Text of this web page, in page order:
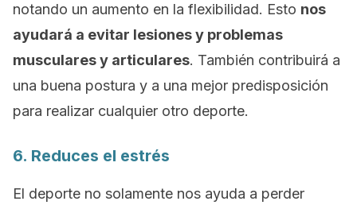
notando un aumento en la flexibilidad. Esto nos
ayudará a evitar lesiones y problemas
musculares y articulares. También contribuirá a
una buena postura y a una mejor predisposición
para realizar cualquier otro deporte.
6. Reduces el estrés
El deporte no solamente nos ayuda a perder